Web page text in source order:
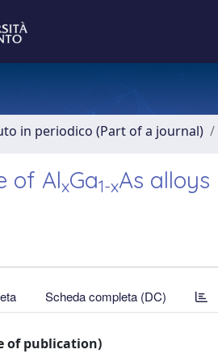
in periodico (Part of a journal)
of AlxGa1-xAs alloys
Scheda completa (DC)
of publication)